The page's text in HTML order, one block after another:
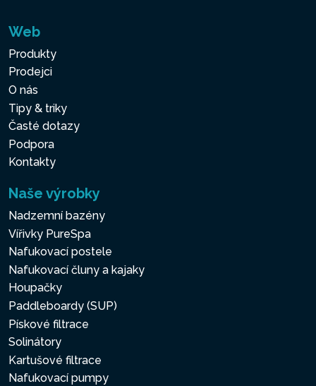
Web
Produkty
Prodejci
O nás
Tipy & triky
Časté dotazy
Podpora
Kontakty
Naše výrobky
Nadzemní bazény
Vířivky PureSpa
Nafukovací postele
Nafukovací čluny a kajaky
Houpačky
Paddleboardy (SUP)
Pískové filtrace
Solinátory
Kartušové filtrace
Nafukovací pumpy